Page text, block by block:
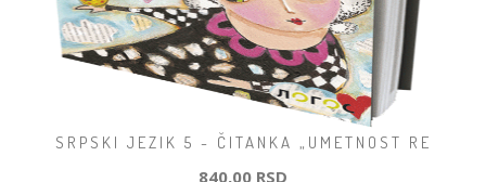
SRPSKI JEZIK 5 - ČITANKA „UMETNOST RE
840,00 RSD